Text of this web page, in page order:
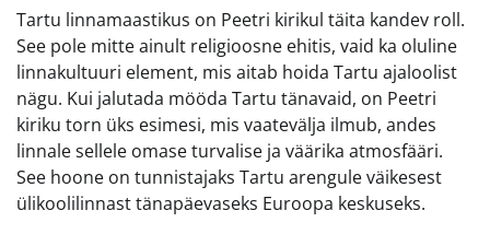
Tartu linnamaastikus on Peetri kirikul täita kandev roll.
See pole mitte ainult religioosne ehitis, vaid ka oluline
linnakultuuri element, mis aitab hoida Tartu ajaloolist
nägu. Kui jalutada mööda Tartu tänavaid, on Peetri
kiriku torn üks esimesi, mis vaatevälja ilmub, andes
linnale sellele omase turvalise ja väärika atmosfääri.
See hoone on tunnistajaks Tartu arengule väikesest
ülikoolilinnast tänapäevaseks Euroopa keskuseks.